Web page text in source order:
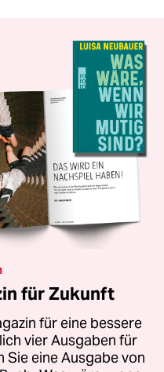
für Zukunft
für eine bessere
vier Ausgaben für
Sie eine Ausgabe von